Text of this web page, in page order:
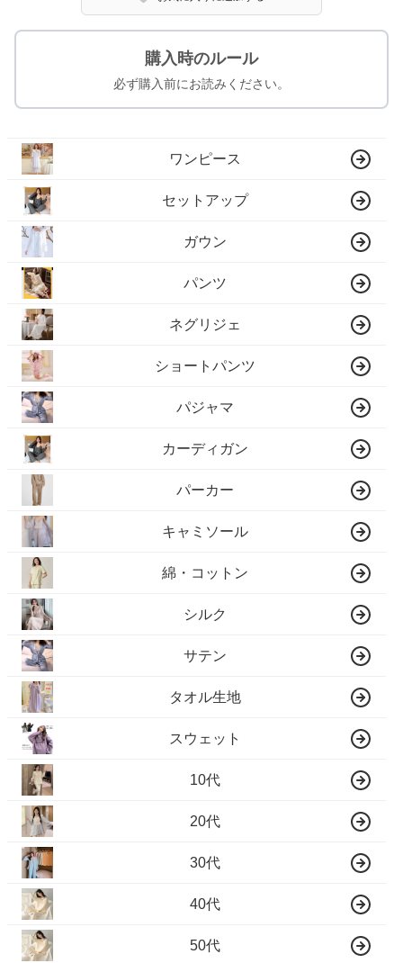
購入時のルール
必ず購入前にお読みください。
ワンピース
セットアップ
ガウン
パンツ
ネグリジェ
ショートパンツ
パジャマ
カーディガン
パーカー
キャミソール
綿・コットン
シルク
サテン
タオル生地
スウェット
10代
20代
30代
40代
50代